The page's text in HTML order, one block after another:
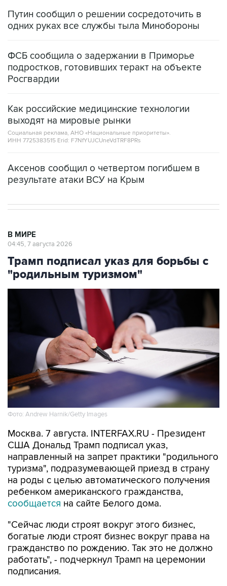
Путин сообщил о решении сосредоточить в
одних руках все службы тыла Минобороны
ФСБ сообщила о задержании в Приморье
подростков, готовивших теракт на объекте
Росгвардии
Как российские медицинские технологии
выходят на мировые рынки
Социальная реклама, АНО «Национальные приоритеты».
ИНН 7725383515 Erid: F7NfYUJCUneVdTRF8PRs
Аксенов сообщил о четвертом погибшем в
результате атаки ВСУ на Крым
В МИРЕ
04:45, 7 августа 2026
Трамп подписал указ для борьбы с
"родильным туризмом"
Фото: Andrew Harnik/Getty Images
Москва. 7 августа. INTERFAX.RU - Президент
США Дональд Трамп подписал указ,
направленный на запрет практики "родильного
туризма", подразумевающей приезд в страну
на роды с целью автоматического получения
ребенком американского гражданства,
сообщается на сайте Белого дома.
"Сейчас люди строят вокруг этого бизнес,
богатые люди строят бизнес вокруг права на
гражданство по рождению. Так это не должно
работать", - подчеркнул Трамп на церемонии
подписания.